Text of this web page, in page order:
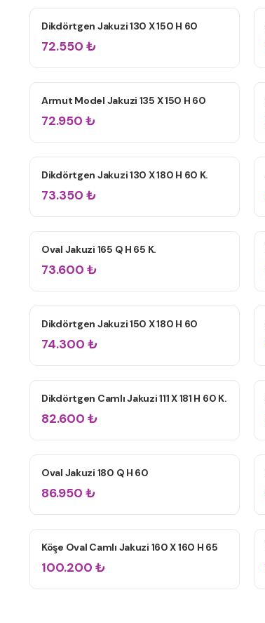
ÇIFT KIŞILIK JAKUZILER
Dikdörtgen Jakuzi 130 X 150 H 60
72.550 ₺
ÇIFT KIŞILIK JAKUZILER
Armut Model Jakuzi 135 X 150 H 60
72.950 ₺
ÇIFT KIŞILIK JAKUZILER
Dikdörtgen Jakuzi 130 X 180 H 60 K.
73.350 ₺
ÇIFT KIŞILIK JAKUZILER
Oval Jakuzi 165 Q H 65 K.
73.600 ₺
ÇIFT KIŞILIK JAKUZILER
Dikdörtgen Jakuzi 150 X 180 H 60
74.300 ₺
ÇIFT KIŞILIK JAKUZILER
Dikdörtgen Camlı Jakuzi 111 X 181 H 60 K.
82.600 ₺
TÜM JAKUZILER
Oval Jakuzi 180 Q H 60
86.950 ₺
ÇIFT KIŞILIK JAKUZILER
Köşe Oval Camlı Jakuzi 160 X 160 H 65
100.200 ₺